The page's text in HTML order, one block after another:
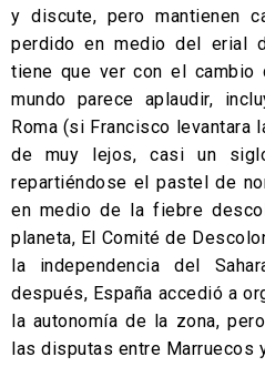
y discute, pero mantienen
perdido en medio del erial
tiene que ver con el cambio
mundo parece aplaudir,
Roma (si Francisco levantara
de muy lejos, casi un
repartiéndose el pastel de
en medio de la fiebre
planeta, El Comité de
la independencia del
después, España accedió a
la autonomía de la zona,
las disputas entre Marruecos